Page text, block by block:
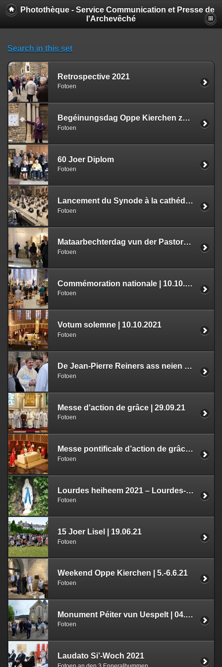
Photothèque - Service Communication et Presse de
l'Archevêché
Search in this set
Retrospective 2021
Fotoen
Begéinungsdag Oppe Kierchen zu Clierf | 12.11.21
Fotoen
60 Joer Diplom
Fotoen
Lancement du Synode à la cathédrale | 17.10.21
Fotoen
Mataarbechterdag vun der Pastorale de la Santé | 11.10.21
Fotoen
Commémoration nationale | 10.10.2021
Fotoen
Votum solemne | 10.10.2021
Fotoen
De Jean-Pierre Reiners ass neien Deche vum Dekanat Süden-West | 02.10.21
Fotoen
Messe d'action de grâce | 29.09.21
Fotoen
Messe pontificale d’action de grâce pour le Pape François | 11.07.21
Fotoen
Lourdes heiheem 2021 – Lourdes-Grotten zu Lëtzebuerg
Fotoen
15 Joer Lisel | 19.06.21
Fotoen
Weekend Oppe Kierchen | 5.-6.6.21
Fotoen
Monument Péiter vun Uespelt | 04.06.21
Fotoen
Laudato Si’-Woch 2021